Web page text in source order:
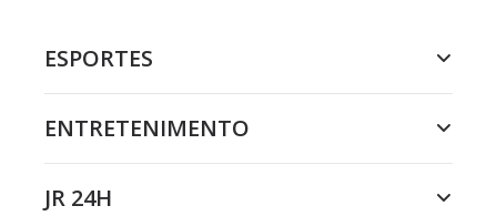
ESPORTES
ENTRETENIMENTO
JR 24H